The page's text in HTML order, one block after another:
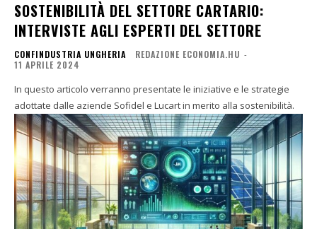
SOSTENIBILITÀ DEL SETTORE CARTARIO:
INTERVISTE AGLI ESPERTI DEL SETTORE
CONFINDUSTRIA UNGHERIA REDAZIONE ECONOMIA.HU -
11 APRILE 2024
In questo articolo verranno presentate le iniziative e le strategie
adottate dalle aziende Sofidel e Lucart in merito alla sostenibilità.